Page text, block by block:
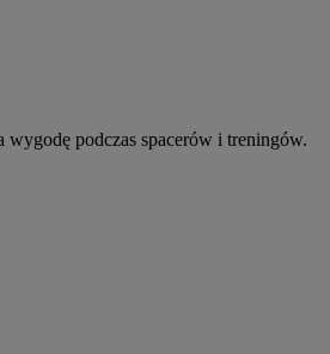
podczas spacerów i treningów.